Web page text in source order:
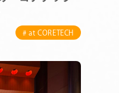
# at CORETECH